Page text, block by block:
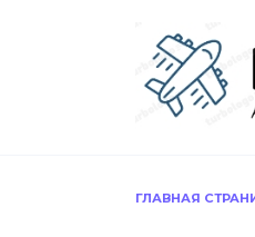
ГЛАВНАЯ